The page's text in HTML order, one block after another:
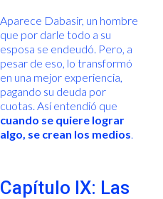
Aparece Dabasir, un hombre
que por darle todo a su
esposa se endeudó. Pero, a
pesar de eso, lo transformó
en una mejor experiencia,
pagando su deuda por
cuotas. Así entendió que
cuando se quiere lograr
algo, se crean los medios
Capítulo IX: Las